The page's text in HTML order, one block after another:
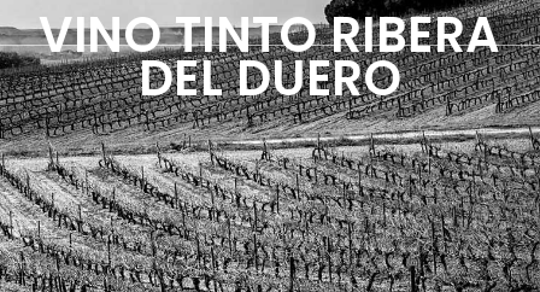
VINO TINTO RIBERA
DEL DUERO